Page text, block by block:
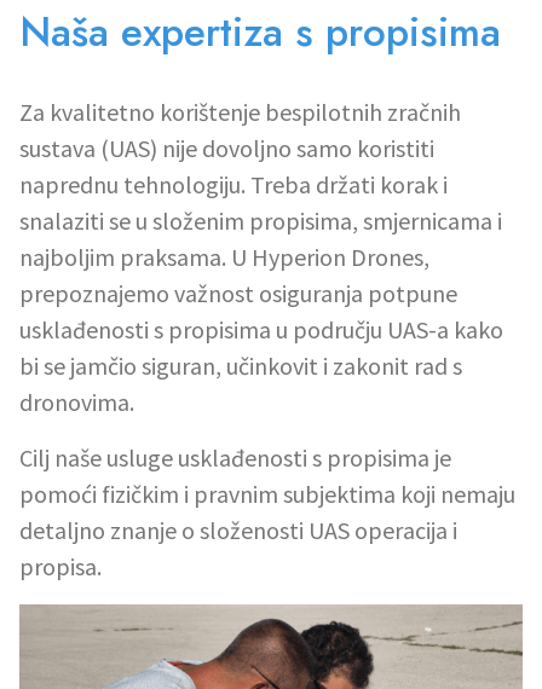
Naša expertiza s propisima
Za kvalitetno korištenje bespilotnih zračnih
sustava (UAS) nije dovoljno samo koristiti
naprednu tehnologiju. Treba držati korak i
snalaziti se u složenim propisima, smjernicama i
najboljim praksama. U Hyperion Drones,
prepoznajemo važnost osiguranja potpune
usklađenosti s propisima u području UAS-a kako
bi se jamčio siguran, učinkovit i zakonit rad s
dronovima.
Cilj naše usluge usklađenosti s propisima je
pomoći fizičkim i pravnim subjektima koji nemaju
detaljno znanje o složenosti UAS operacija i
propisa.